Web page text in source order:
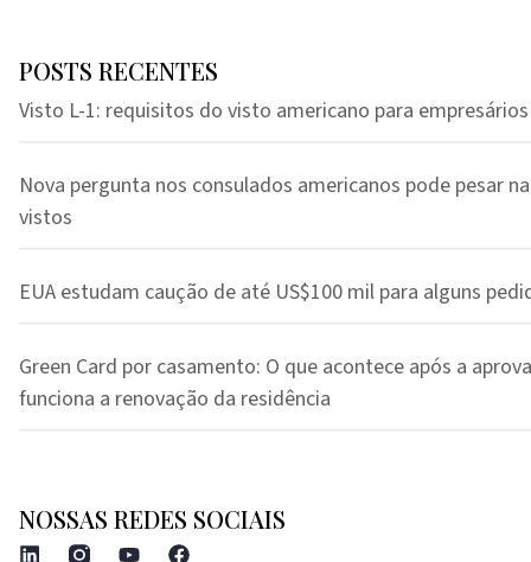
POSTS RECENTES
Visto L-1: requisitos do visto americano para empresários
Nova pergunta nos consulados americanos pode pesar
vistos
EUA estudam caução de até US$100 mil para alguns
Green Card por casamento: O que acontece após a
funciona a renovação da residência
NOSSAS REDES SOCIAIS